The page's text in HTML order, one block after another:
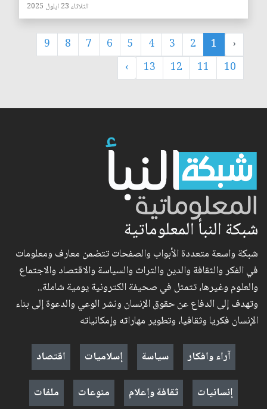
الثلاثاء 23 ايلول 2025
‹
1
2
3
4
5
6
7
8
9
10
11
12
13
›
شبكة النبأ المعلوماتية
شبكة واسعة متعددة الأبواب والصفحات تتضمن معارف ومعلومات
في الفكر والثقافة والدين والتراث والسياسة والاقتصاد والاجتماع
والعلوم وغيرها، تتمثل في صحيفة الكترونية يومية شاملة..
وتهدف إلى الدفاع عن حقوق الإنسان ونشر الوعي والدعوة إلى بناء
الإنسان فكريا وثقافيا، وتطوير مهاراته وإمكانياته
آراء وافكار
سياسة إسلاميات
اقتصاد
إنسانيات
ثقافة وإعلام منوعات ملفات